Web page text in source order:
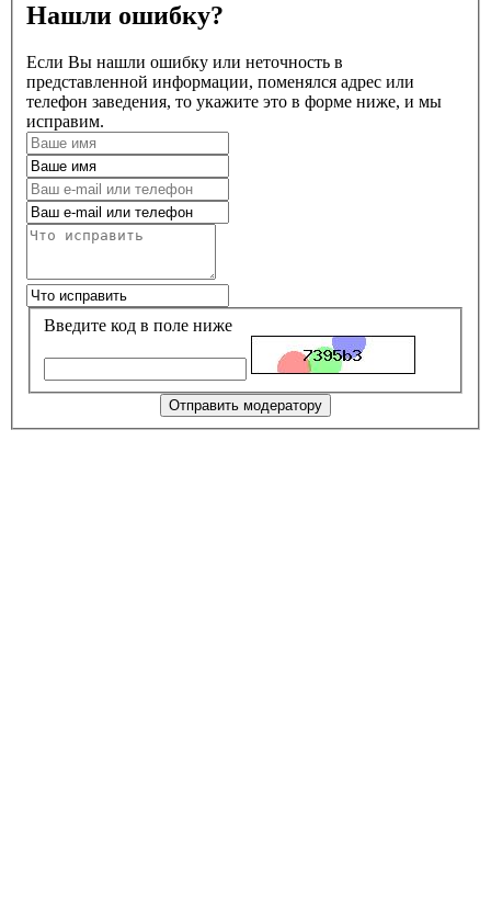
Нашли ошибку?
Если Вы нашли ошибку или неточность в
представленной информации, поменялся адрес или
телефон заведения, то укажите это в форме ниже, и мы
исправим.
Введите код в поле ниже
Отправить модератору